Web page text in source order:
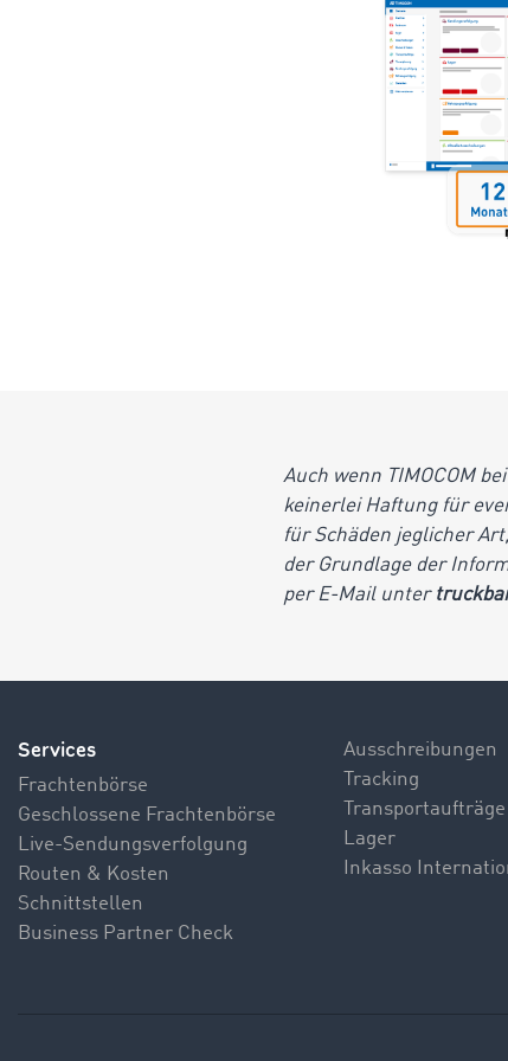
Auch wenn TIMOCOM
keinerlei Haftung für
für Schäden jeglicher
der Grundlage der
per E-Mail unter
Services
Frachtenbörse
Geschlossene Frachtenbörse
Live-Sendungsverfolgung
Routen & Kosten
Schnittstellen
Business Partner Check
Ausschreibungen
Tracking
Transportaufträge
Lager
Inkasso